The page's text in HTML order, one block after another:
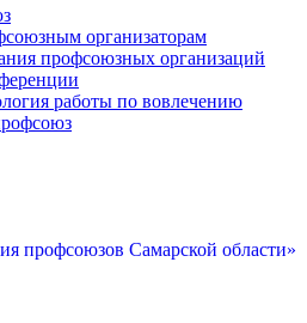
организаторам
профсоюзных организаций
работы по вовлечению
профсоюзов Самарской области»